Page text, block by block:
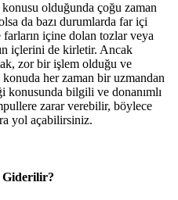
olduğunda çoğu zaman
da bazı durumlarda far içi
içine dolan tozlar veya
içlerini de kirletir. Ancak
zor bir işlem olduğu ve
her zaman bir uzmandan
konusunda bilgili ve donanımlı
zarar verebilir, böylece
yol açabilirsiniz.
Giderilir?